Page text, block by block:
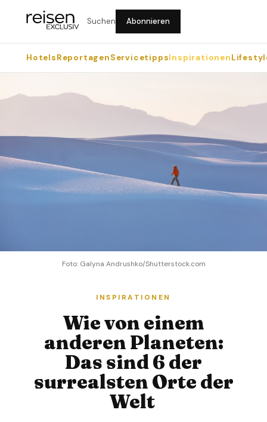
Suchen Abonnieren
HotelsReportagenServicetippsInspirationen
Foto: Galyna Andrushko/Shutterstock.com
INSPIRATIONEN
Wie von einem
anderen Planeten:
Das sind 6 der
surrealsten Orte der
Welt